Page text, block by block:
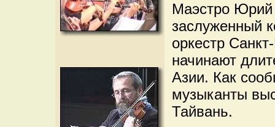
Маэстро Юрий
заслуженный
оркестр
начинают
Азии. Как
музыканты
Тайвань.